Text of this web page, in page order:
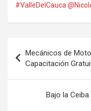
#ValleDelCauca
de
entradas
Mecánicos de
Capacitación
Bajo la